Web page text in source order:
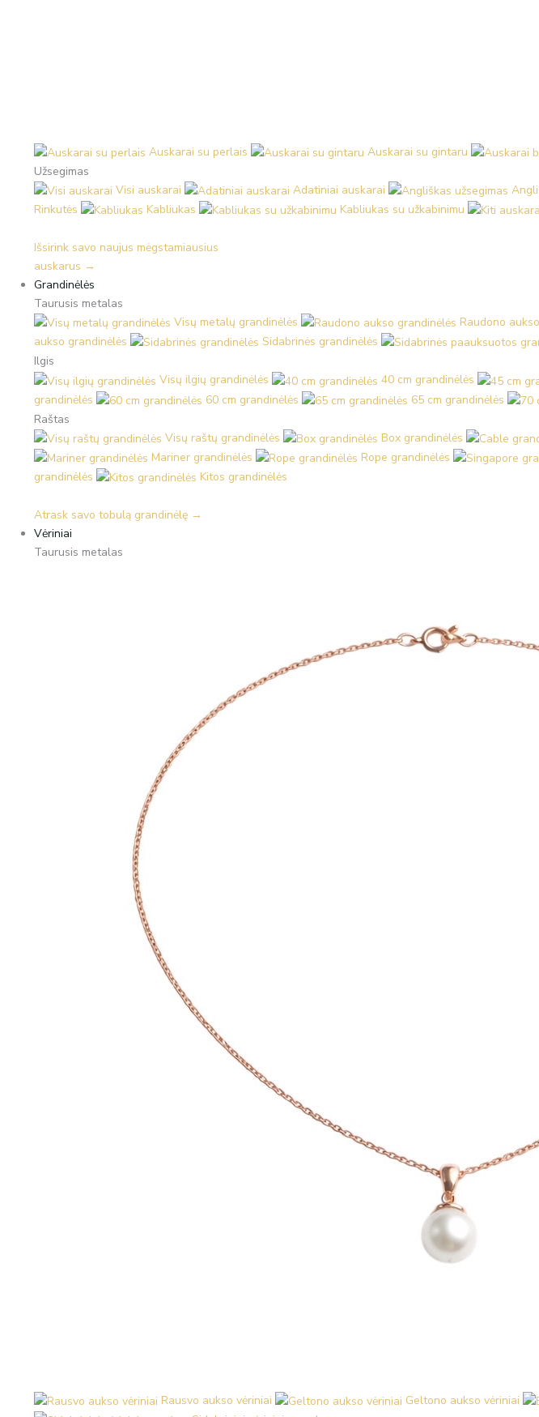
Auskarai su perlais Auskarai su gintaru
Užsegimas
Visi auskarai
Adatiniai auskarai
Rinkutės
Kabliukas Kabliukas su užkabinimu
Išsirink savo naujus mėgstamiausius
auskarus →
Grandinėlės
Taurusis metalas
Visų metalų grandinėlės
Raudono
aukso grandinėlės
Sidabrinės grandinėlės
Ilgis
Visų ilgių grandinėlės
40 cm grandinėlės
grandinėlės
60 cm grandinėlės 65 cm grandinėlės
Raštas
Visų raštų grandinėlės
Box grandinėlės
Mariner grandinėlės
Rope grandinėlės
grandinėlės
Kitos grandinėlės
Atrask savo tobulą grandinėlę →
Vėriniai
Taurusis metalas
Rausvo aukso vėriniai Geltono aukso vėriniai